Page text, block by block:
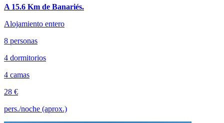
A 15.6 Km de Banariés.
Alojamiento entero
8 personas
4 dormitorios
4 camas
28 €
pers./noche (aprox.)